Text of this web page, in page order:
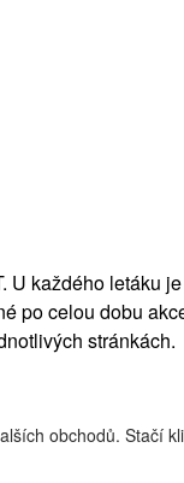
každého letáku
po celou dobu
stránkách.
obchodů. Stačí